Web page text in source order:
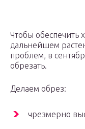
Чтобы
дальнейшем
проблем, в
обрезать.
Делаем обрез:
чрезмерно